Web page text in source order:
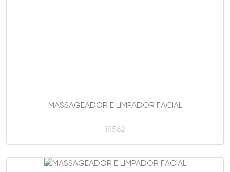
MASSAGEADOR E LIMPADOR FACIAL
18562